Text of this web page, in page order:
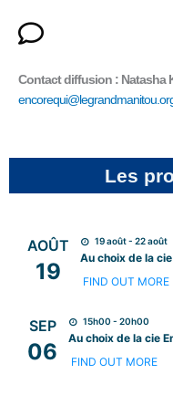
Contact diffusion : Natasha
Les
AOÛT
19
19 août - 22 août
Au choix de la
FIND OUT MORE
SEP
06
15h00 - 20h00
Au choix de la cie
FIND OUT MORE